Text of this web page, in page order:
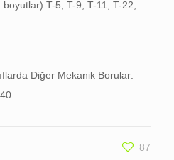
boyutlar) T-5, T-9, T-11, T-22,
Diğer Mekanik Borular:
87